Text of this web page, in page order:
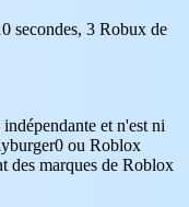
secondes, 3 Robux de
et n'est ni
ou Roblox
des marques de Roblox